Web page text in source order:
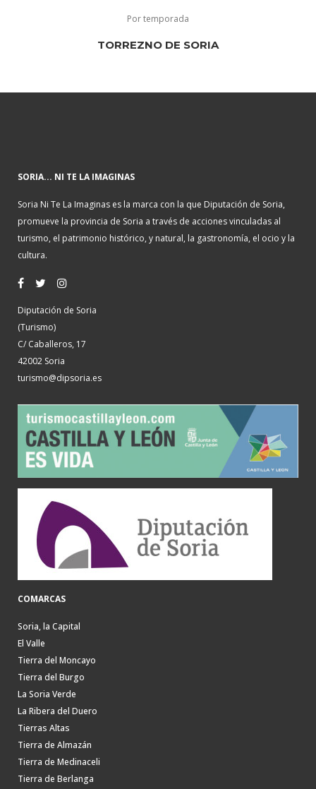
Por temporada
TORREZNO DE SORIA
SORIA... NI TE LA IMAGINAS
Soria Ni Te La Imaginas es la marca con la que Diputación de Soria,
promueve la provincia de Soria a través de acciones vinculadas al
turismo, el patrimonio histórico, y natural, la gastronomía, el ocio y la
cultura.
Diputación de Soria
(Turismo)
C/ Caballeros, 17
42002 Soria
turismo@dipsoria.es
COMARCAS
Soria, la Capital
El Valle
Tierra del Moncayo
Tierra del Burgo
La Soria Verde
La Ribera del Duero
Tierras Altas
Tierra de Almazán
Tierra de Medinaceli
Tierra de Berlanga